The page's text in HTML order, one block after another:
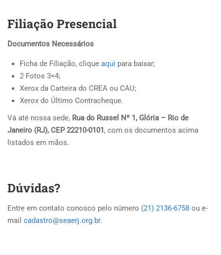
Filiação Presencial
Documentos Necessários
Ficha de Filiação, clique aqui para baixar;
2 Fotos 3×4;
Xerox da Carteira do CREA ou CAU;
Xerox do Último Contracheque.
Vá até nossa sede, Rua do Russel Nº 1, Glória – Rio de
Janeiro (RJ), CEP 22210-0101, com os documentos acima
listados em mãos.
Dúvidas?
Entre em contato conosco pelo número (21) 2136-6758 ou e-
mail cadastro@seaerj.org.br.